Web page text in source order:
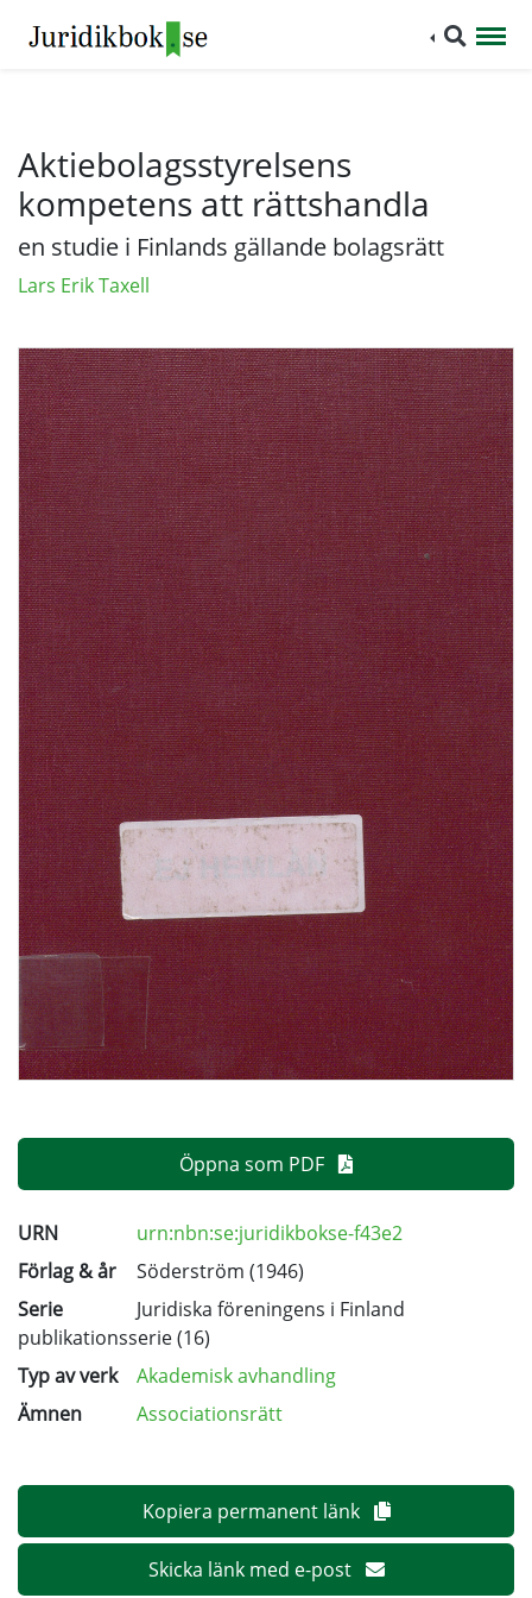
Aktiebolagsstyrelsens
kompetens att rättshandla
en studie i Finlands gällande bolagsrätt
Lars Erik Taxell
Öppna som PDF
URN
urn:nbn:se:juridikbokse-f43e2
Förlag & år
Söderström (1946)
Serie
Juridiska föreningens i Finland
publikationsserie(16)
Typ av verk
Akademisk avhandling
Ämnen
Associationsrätt
Kopiera permanent länk
Skicka länk med e-post